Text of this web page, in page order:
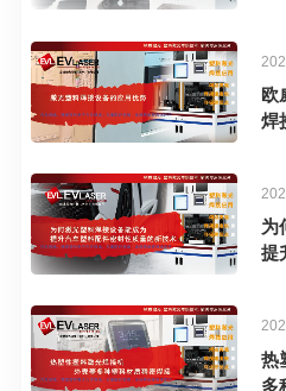
欧
焊
为
提
热
多